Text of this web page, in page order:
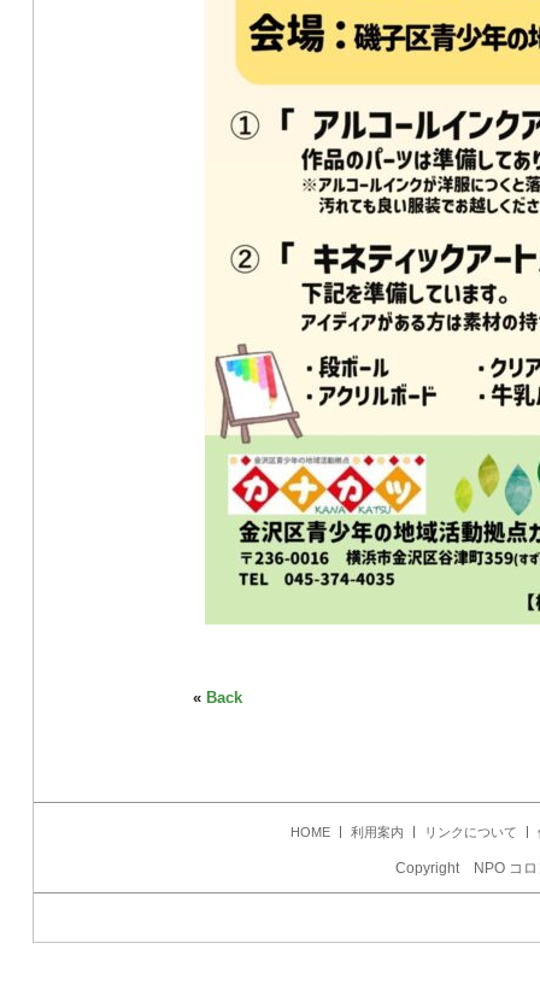
« Back
HOME 利用案内 リンクについて
Copyright NPO コロ